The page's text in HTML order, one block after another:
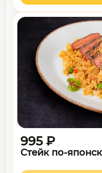
995 ₽
Стейк по-